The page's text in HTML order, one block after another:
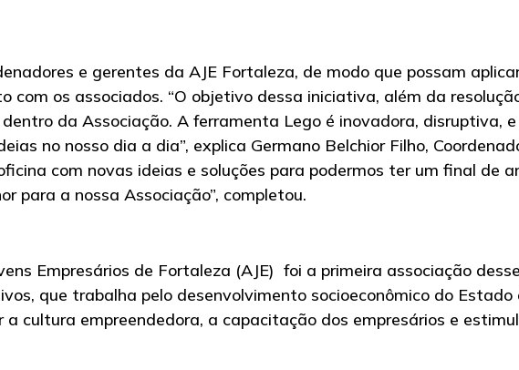
e gerentes da AJE Fortaleza, de modo que possam
os associados. “O objetivo dessa iniciativa, além da
da Associação. A ferramenta Lego é inovadora, disruptiva,
no nosso dia a dia”, explica Germano Belchior Filho,
com novas ideias e soluções para podermos ter um final de
para a nossa Associação”, completou.
Empresários de Fortaleza (AJE) foi a primeira associação
que trabalha pelo desenvolvimento socioeconômico do Estado
cultura empreendedora, a capacitação dos empresários e